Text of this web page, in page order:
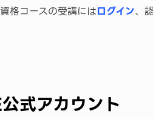
格コースの受講にはログイン、
式アカウント